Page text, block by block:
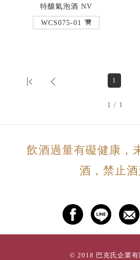
特釀氣泡酒 NV
WCS075-01
1
1 / 1
飲酒過量有礙健康，
酒，禁止酒
© 2018 巴克氏企業有